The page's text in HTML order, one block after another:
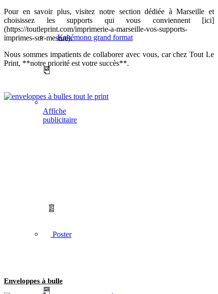
Poster
Affiche
publicitaire
Kakémono grand format
Pour en savoir plus, visitez notre section dédiée à Marseille et
choisissez les supports qui vous conviennent [ici]
(https://toutleprint.com/imprimerie-a-marseille-vos-supports-
imprimes-sur-mesure).
Nous sommes impatients de collaborer avec vous, car chez Tout Le
Print, **notre priorité est votre succès**.
Enveloppes à bulle